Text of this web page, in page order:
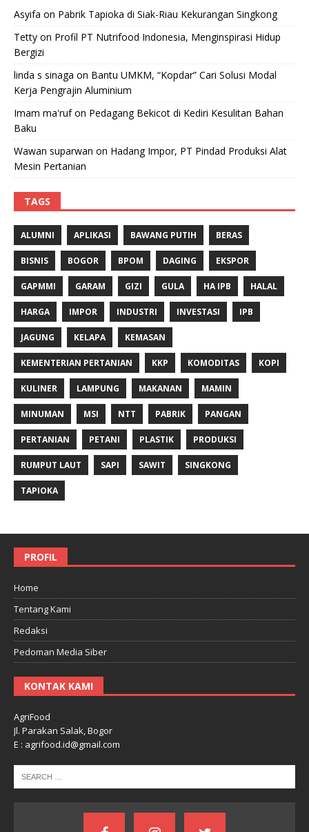
Asyifa on Pabrik Tapioka di Siak-Riau Kekurangan Singkong
Tetty on Profil PT Nutrifood Indonesia, Menginspirasi Hidup
Bergizi
linda s sinaga on Bantu UMKM, “Kopdar” Cari Solusi Modal
Kerja Pengrajin Aluminium
Imam ma'rufon Pedagang Bekicot di Kediri Kesulitan Bahan
Baku
Wawan suparwan on Hadang Impor, PT Pindad Produksi Alat
Mesin Pertanian
TAGS
ALUMNI APLIKASI BAWANG PUTIH BERAS
BISNIS BOGOR BPOM DAGING EKSPOR
GAPMMI GARAM GIZI GULA HA IPB HALAL
HARGA IMPOR INDUSTRI INVESTASI IPB
JAGUNG KELAPA KEMASAN
KEMENTERIAN PERTANIAN KKP KOMODITAS KOPI
KULINER LAMPUNG MAKANAN MAMIN
MINUMAN MSI NTT PABRIK PANGAN
PERTANIAN PETANI PLASTIK PRODUKSI
RUMPUT LAUT SAPI SAWIT SINGKONG
TAPIOKA
PROFIL
Home
Tentang Kami
Redaksi
Pedoman Media Siber
KONTAK KAMI
AgriFood
Jl. Parakan Salak, Bogor
E : agrifood.id@gmail.com